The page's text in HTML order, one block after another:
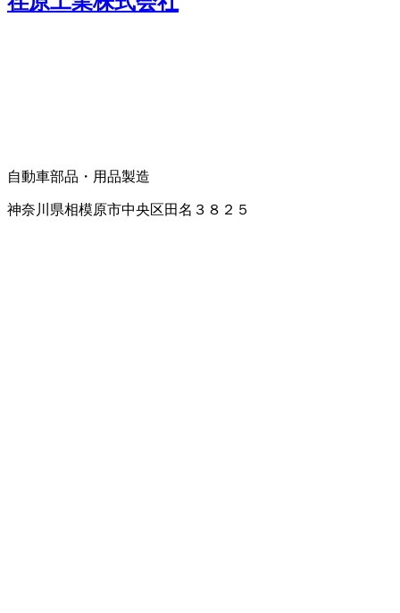
自動車部品・用品製造
神奈川県相模原市中央区田名３８２５